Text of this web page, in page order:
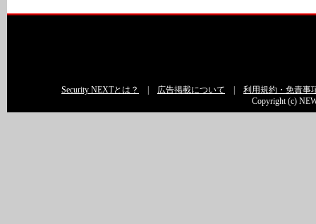
Security NEXTとは？ 広告掲載について
利用規約・免責事
Copyright (c)